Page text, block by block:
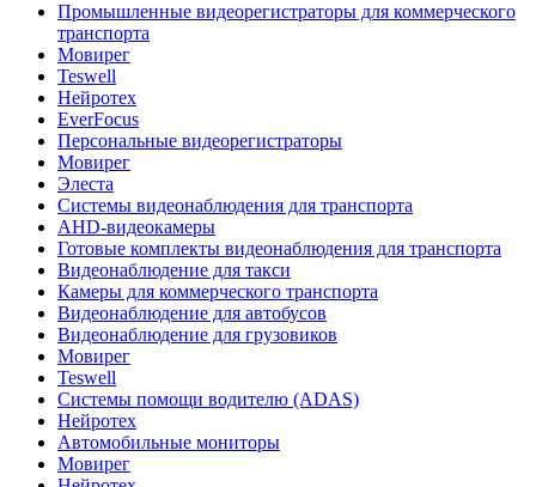
Промышленные видеорегистраторы для коммерческого
транспорта
Мовирег
Teswell
Нейротех
EverFocus
Персональные видеорегистраторы
Мовирег
Элеста
Системы видеонаблюдения для транспорта
AHD-видеокамеры
Готовые комплекты видеонаблюдения для транспорта
Видеонаблюдение для такси
Камеры для коммерческого транспорта
Видеонаблюдение для автобусов
Видеонаблюдение для грузовиков
Мовирег
Teswell
Системы помощи водителю (ADAS)
Нейротех
Автомобильные мониторы
Мовирег